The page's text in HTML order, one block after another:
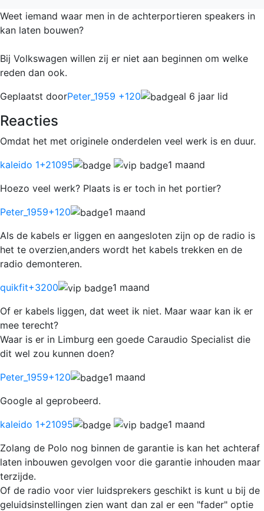
Weet iemand waar men in de achterportieren speakers in
kan laten bouwen?
Bij Volkswagen willen zij er niet aan beginnen om welke
reden dan ook.
Geplaatst doorPeter_1959 +120 al 6 jaar lid
Reacties
Omdat het met originele onderdelen veel werk is en duur.
kaleido 1+21095
1 maand
Hoezo veel werk? Plaats is er toch in het portier?
Peter_1959+120
1 maand
Als de kabels er liggen en aangesloten zijn op de radio is
het te overzien,anders wordt het kabels trekken en de
radio demonteren.
quikfit+3200
1 maand
Of er kabels liggen, dat weet ik niet. Maar waar kan ik er
mee terecht?
Waar is er in Limburg een goede Caraudio Specialist die
dit wel zou kunnen doen?
Peter_1959+120
1 maand
Google al geprobeerd.
kaleido 1+21095
1 maand
Zolang de Polo nog binnen de garantie is kan het achteraf
laten inbouwen gevolgen voor die garantie inhouden maar
terzijde.
Of de radio voor vier luidsprekers geschikt is kunt u bij de
geluidsinstellingen zien want dan zal er een "fader" optie